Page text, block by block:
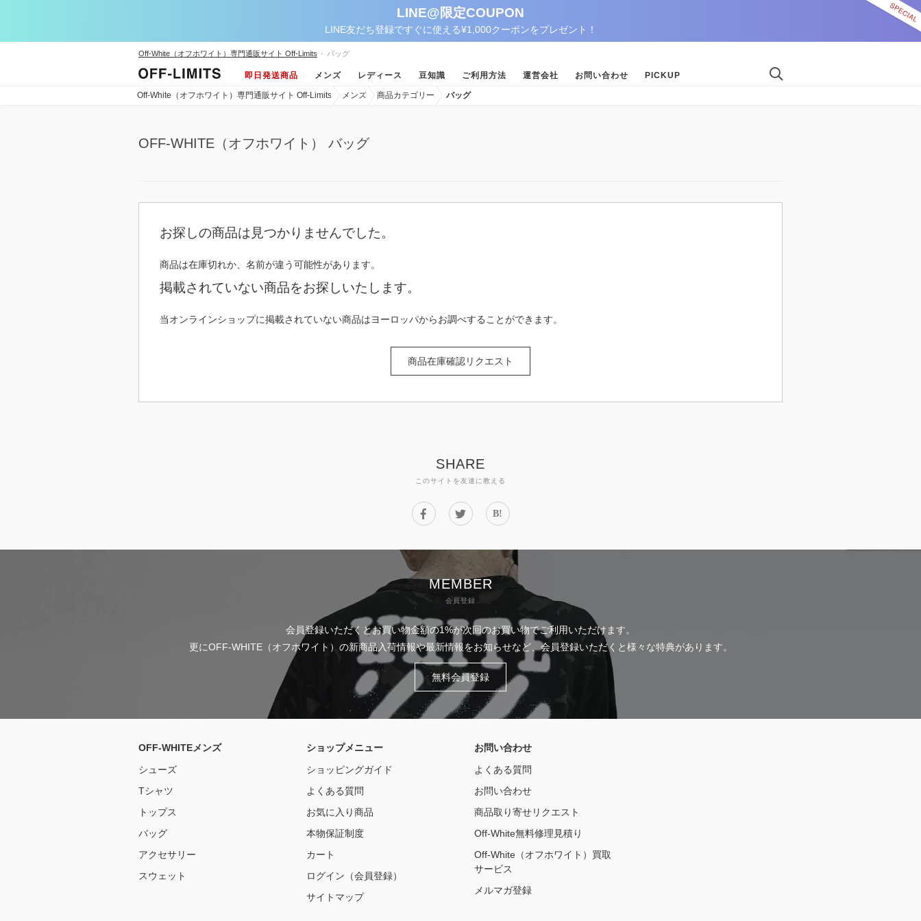
LINE@限定COUPON
LINE友だち登録ですぐに使える¥1,000クーポンをプレゼント！
Off-White（オフホワイト）専門通販サイト Off-Limits - バッグ
即日発送商品 メンズ レディース 豆知識 ご利用方法 運営会社 お問い合わせ PICKUP
Off-White（オフホワイト）専門通販サイト Off-Limits メンズ 商品カテゴリー バッグ
OFF-WHITE（オフホワイト） バッグ
お探しの商品は見つかりませんでした。
商品は在庫切れか、名前が違う可能性があります。
掲載されていない商品をお探しいたします。
当オンラインショップに掲載されていない商品はヨーロッパからお調べすることができます。
商品在庫確認リクエスト
SHARE
このサイトを友達に教える
B!
MEMBER
会員登録
会員登録いただくとお買い物金額の1%が次回のお買い物でご利用いただけます。
更にOFF-WHITE（オフホワイト）の新商品入荷情報や最新情報をお知らせなど、会員登録いただくと様々な特典があります。
無料会員登録
OFF-WHITEメンズ
シューズ
Tシャツ
トップス
バッグ
アクセサリー
スウェット
ショップメニュー
ショッピングガイド
よくある質問
お気に入り商品
本物保証制度
カート
ログイン（会員登録）
サイトマップ
お問い合わせ
よくある質問
お問い合わせ
商品取り寄せリクエスト
Off-White無料修理見積り
Off-White（オフホワイト）買取
サービス
メルマガ登録